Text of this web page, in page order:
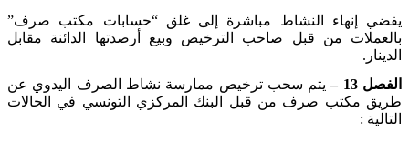
يفضي إنهاء النشاط مباشرة إلى غلق “حسابات مكتب صرف”
بالعملات من قبل صاحب الترخيص وبيع أرصدتها الدائنة مقابل
الدينار .
الفصل 13 –
يتم سحب ترخيص ممارسة نشاط الصرف اليدوي عن
طريق مكتب صرف من قبل البنك المركزي التونسي في الحالات
التالية :